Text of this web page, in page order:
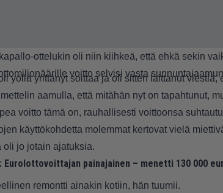
ottelukin oli niin kiihkeä, että ehkä sekin
voitto selvisi vasta
yöllä yrittänyt soittaa ja oli sitten laittanut viestiä,
aamulla, että mitähän nyt on tapahtunut,
voitto tämä on, rauhallisesti voittoonsa
käyttökohdetta molemmat kertovat vielä
oli jo jotain ajatuksia.
Eurolottovoittajan painajainen – menetti 130 000
remontti ainakin kotiin, hän tuumii.